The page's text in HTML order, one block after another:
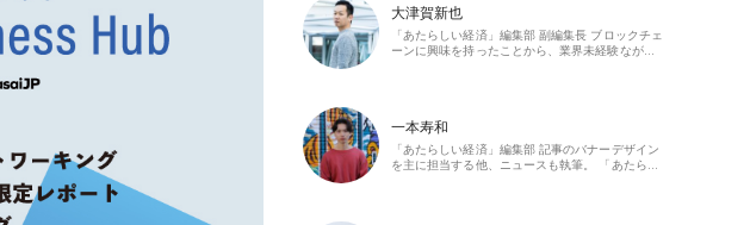
大津賀新也
「あたらしい経済」編集部 副編集長 ブロックチェ
ーンに興味を持ったことから、業界未経験なが…
一本寿和
「あたらしい経済」編集部 記事のバナーデザイン
を主に担当する他、ニュースも執筆。 「あたら…